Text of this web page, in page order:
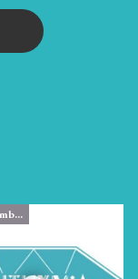
Seed 🌱member限定